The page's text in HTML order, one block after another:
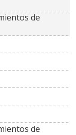
de
de